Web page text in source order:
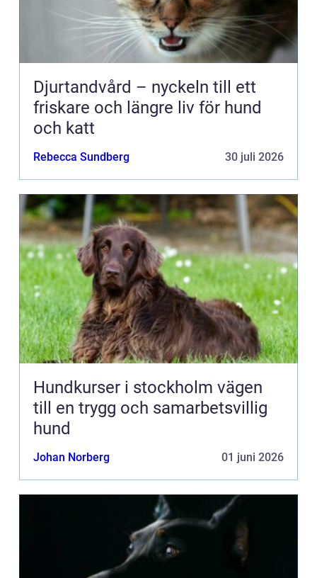
Djurtandvård – nyckeln till ett
friskare och längre liv för hund
och katt
Rebecca Sundberg 30 juli 2026
Hundkurser i stockholm vägen
till en trygg och samarbetsvillig
hund
Johan Norberg 01 juni 2026